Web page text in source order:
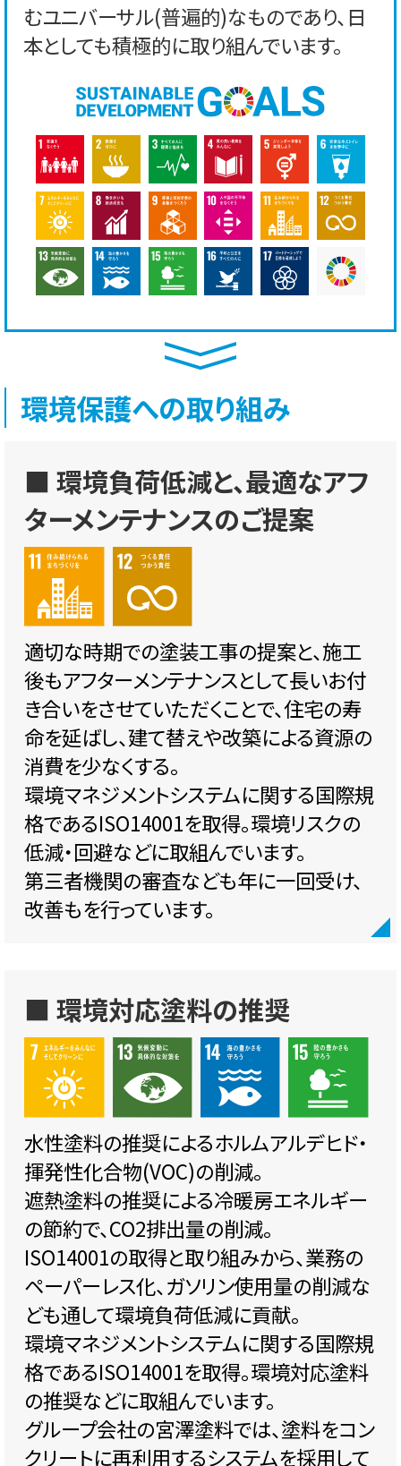
むユニバーサル(普遍的)なものであり、日
本としても積極的に取り組んでいます。
環境保護への取り組み
■ 環境負荷低減と、最適なアフ
ターメンテナンスのご提案
適切な時期での塗装工事の提案と、施工
後もアフターメンテナンスとして長いお付
き合いをさせていただくことで、住宅の寿
命を延ばし、建て替えや改築による資源の
消費を少なくする。
環境マネジメントシステムに関する国際規
格であるISO14001を取得。環境リスクの
低減・回避などに取組んでいます。
第三者機関の審査なども年に一回受け、
改善もを行っています。
■ 環境対応塗料の推奨
水性塗料の推奨によるホルムアルデヒド・
揮発性化合物(VOC)の削減。
遮熱塗料の推奨による冷暖房エネルギー
の節約で、CO2排出量の削減。
ISO14001の取得と取り組みから、業務の
ペーパーレス化、ガソリン使用量の削減な
ども通して環境負荷低減に貢献。
環境マネジメントシステムに関する国際規
格であるISO14001を取得。環境対応塗料
の推奨などに取組んでいます。
グループ会社の宮澤塗料では、塗料をコン
クリートに再利用するシステムを採用して